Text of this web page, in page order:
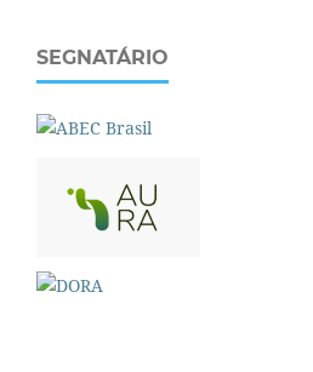
SEGNATÁRIO